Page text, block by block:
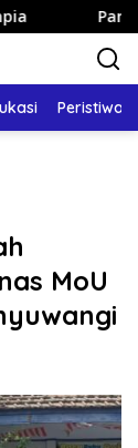
Panduan Wisata
Peristiwa
MoU